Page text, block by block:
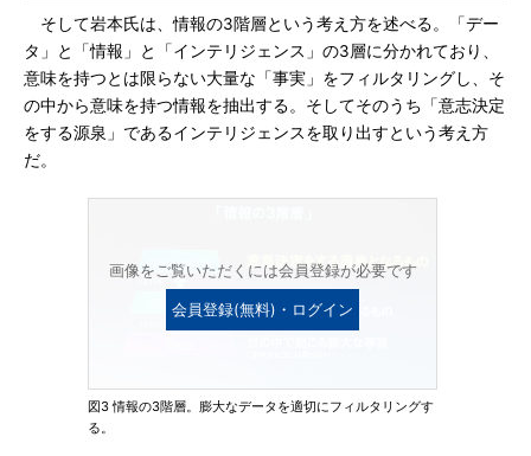
そして岩本氏は、情報の3階層という考え方を述べる。「デー
タ」と「情報」と「インテリジェンス」の3層に分かれており、
意味を持つとは限らない大量な「事実」をフィルタリングし、そ
の中から意味を持つ情報を抽出する。そしてそのうち「意志決定
をする源泉」であるインテリジェンスを取り出すという考え方
だ。
画像をご覧いただくには会員登録が必要です
会員登録(無料)・ログイン
図3 情報の3階層。膨大なデータを適切にフィルタリングす
る。